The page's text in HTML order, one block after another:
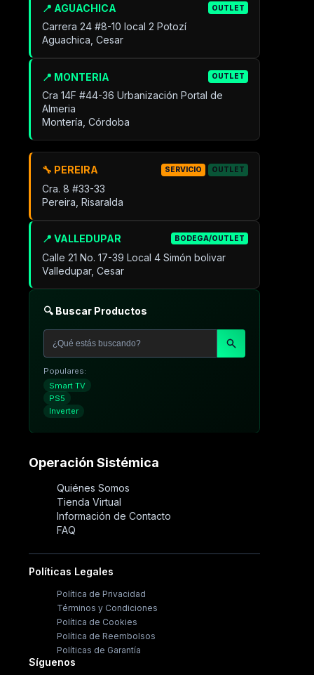
📍 AGUACHICA OUTLET
Carrera 24 #8-10 local 2 Potozí
Aguachica, Cesar
📍 MONTERIA OUTLET
Cra 14F #44-36 Urbanización Portal de
Almeria
Montería, Córdoba
📍 VALLEDUPAR BODEGA/OUTLET
Calle 21 No. 17-39 Local 4 Simón bolivar
Valledupar, Cesar
🔧 PEREIRA SERVICIO OUTLET
Cra. 8 #33-33
Pereira, Risaralda
🔍 Buscar Productos
Populares:
Smart TV
PS5
Inverter
Operación Sistémica
Quiénes Somos
Tienda Virtual
Información de Contacto
FAQ
Políticas Legales
Política de Privacidad
Términos y Condiciones
Política de Cookies
Política de Reembolsos
Políticas de Garantía
Síguenos